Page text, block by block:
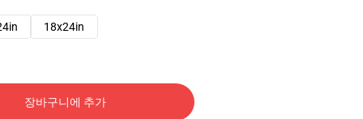
18x24in
장바구니에 추가